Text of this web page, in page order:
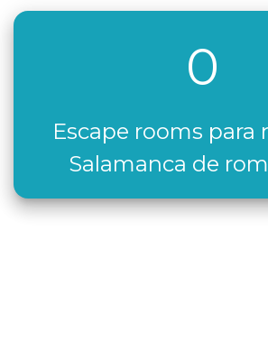
0
Escape rooms para
Salamanca de